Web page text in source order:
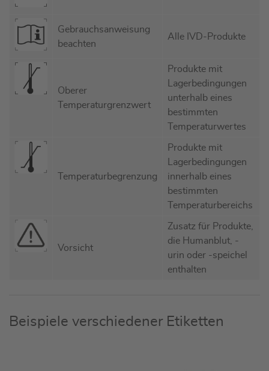
Gebrauchsanweisung
beachten
Alle IVD-Produkte
Oberer
Temperaturgrenzwert
Produkte mit
Lagerbedingungen
unterhalb eines
bestimmten
Temperaturwertes
Temperaturbegrenzung
Produkte mit
Lagerbedingungen
innerhalb eines
bestimmten
Temperaturbereichs
Vorsicht
Zusatz für Produkte,
die Humanblut, -
urin oder -speichel
enthalten
Beispiele verschiedener Etiketten